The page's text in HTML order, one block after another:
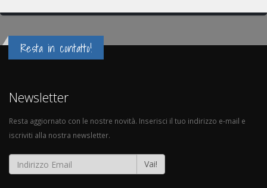
Resta in contatto!
Newsletter
Resta aggiornato con le nostre novità. Inserisci il tuo indirizzo e-mail e
iscriviti alla nostra newsletter.
Vai!